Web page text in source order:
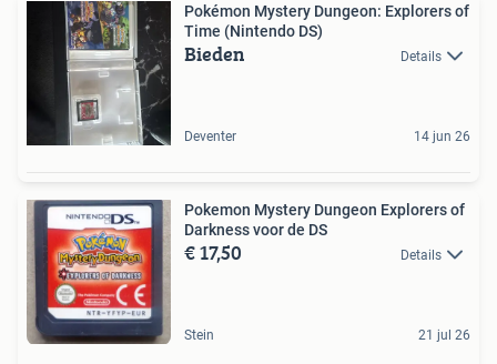
Pokémon Mystery Dungeon: Explorers of
Time (Nintendo DS)
Bieden Details
Deventer 14 jun 26
Pokemon Mystery Dungeon Explorers of
Darkness voor de DS
€ 17,50 Details
Stein 21 jul 26